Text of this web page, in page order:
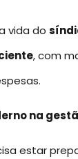
vida do
, com
na
estar